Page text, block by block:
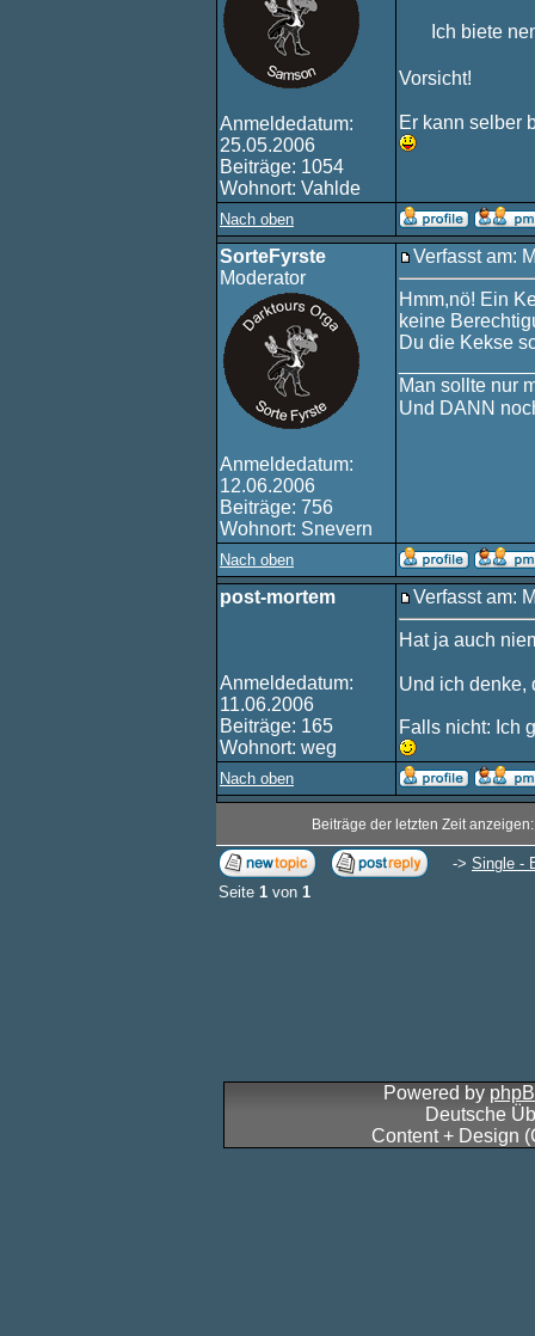
Anmeldedatum:
25.05.2006
Beiträge: 1054
Wohnort: Vahlde
Ich biete
Vorsicht!
Er kann selber
Nach oben
SorteFyrste
Moderator
Anmeldedatum:
12.06.2006
Beiträge: 756
Wohnort: Snevern
Verfasst am:
Hmm,nö! Ein
keine
Du die Kekse
Man sollte nur
Und DANN
Nach oben
post-mortem
Anmeldedatum:
11.06.2006
Beiträge: 165
Wohnort: weg
Verfasst am:
Hat ja auch
Und ich denke,
Falls nicht: Ich
Nach oben
Beiträge der letzten Zeit
-> Single -
Seite 1 von 1
Powered by
Deutsche
Content + Design